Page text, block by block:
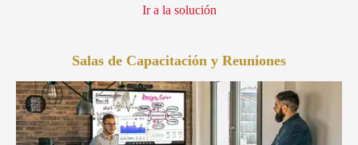
Ir a la solución
Salas de Capacitación y Reuniones